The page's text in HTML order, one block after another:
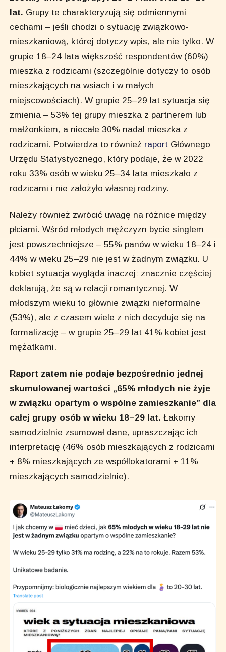
lat. Grupy te charakteryzują się odmiennymi
cechami – jeśli chodzi o sytuację związkowo-
mieszkaniową, której dotyczy wpis, ale nie tylko. W
grupie 18–24 lata większość respondentów (60%)
mieszka z rodzicami (szczególnie dotyczy to osób
mieszkających na wsiach i w małych
miejscowościach). W grupie 25–29 lat sytuacja się
zmienia – 53% tej grupy mieszka z partnerem lub
małżonkiem, a niecałe 30% nadal mieszka z
rodzicami. Potwierdza to również raport Głównego
Urzędu Statystycznego, który podaje, że w 2022
roku 33% osób w wieku 25–34 lata mieszkało z
rodzicami i nie założyło własnej rodziny.
Należy również zwrócić uwagę na różnice między
płciami. Wśród młodych mężczyzn bycie singlem
jest powszechniejsze – 55% panów w wieku 18–24 i
44% w wieku 25–29 nie jest w żadnym związku. U
kobiet sytuacja wygląda inaczej: znacznie częściej
deklarują, że są w relacji romantycznej. W
młodszym wieku to głównie związki nieformalne
(53%), ale z czasem wiele z nich decyduje się na
formalizację – w grupie 25–29 lat 41% kobiet jest
mężatkami.
Raport zatem nie podaje bezpośrednio jednej
skumulowanej wartości „65% młodych nie żyje
w związku opartym o wspólne zamieszkanie” dla
całej grupy osób w wieku 18–29 lat.Łakomy
samodzielnie zsumował dane, upraszczając ich
interpretację (46% osób mieszkających z rodzicami
+ 8% mieszkających ze współlokatorami + 11%
mieszkających samodzielnie).